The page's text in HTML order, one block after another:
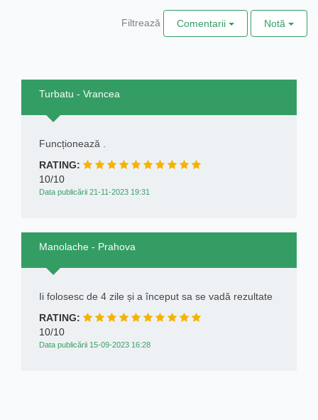
Filtrează Comentarii Notă
Turbatu - Vrancea
Funcționează .
RATING:
10/10
Data publicării 21-11-2023 19:31
Manolache - Prahova
Ii folosesc de 4 zile și a început sa se vadă rezultate
RATING:
10/10
Data publicării 15-09-2023 16:28